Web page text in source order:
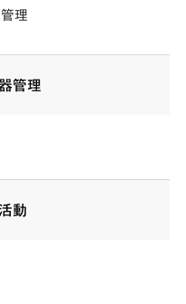
理
管理
動